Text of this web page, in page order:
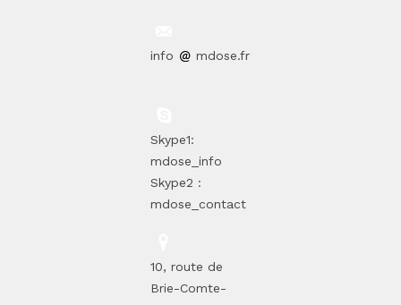
info mdose.fr
Skype1:
mdose_info
Skype2 :
mdose_contact
10, route de
Brie-Comte-